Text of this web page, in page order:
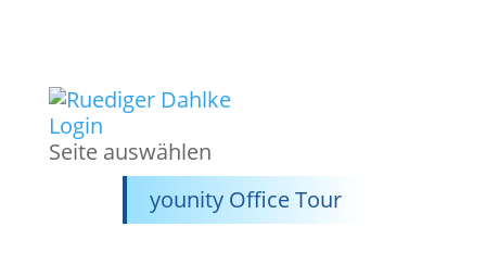
Login
Seite auswählen
younity Office Tour